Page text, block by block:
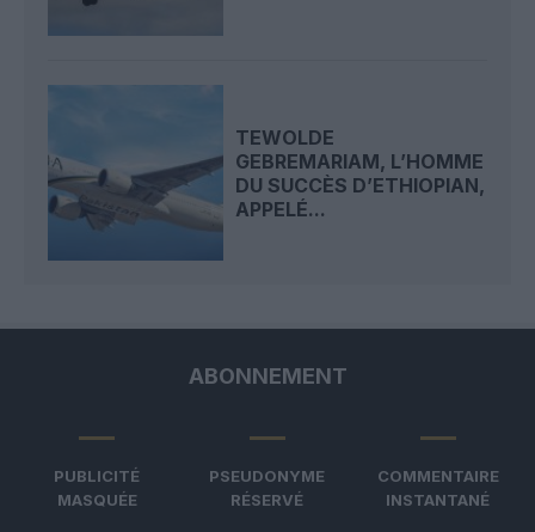
TEWOLDE
GEBREMARIAM, L’HOMME
DU SUCCÈS D’ETHIOPIAN,
APPELÉ...
ABONNEMENT
PUBLICITÉ
MASQUÉE
PSEUDONYME
RÉSERVÉ
COMMENTAIRE
INSTANTANÉ